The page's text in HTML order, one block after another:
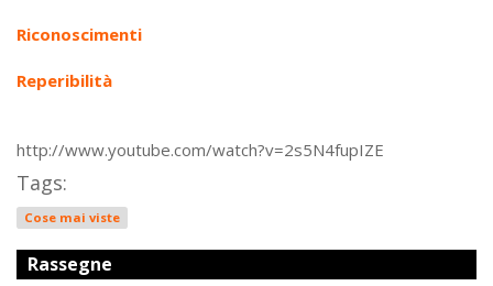
Riconoscimenti
Reperibilità
http://www.youtube.com/watch?v=2s5N4fupIZE
Tags:
Cose mai viste
Rassegne